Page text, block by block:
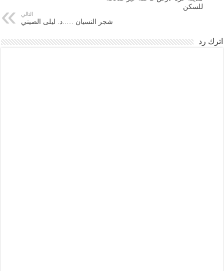
للسكن
التالي
شجر النسيان …..د. ليلى الصيني
اترك رد